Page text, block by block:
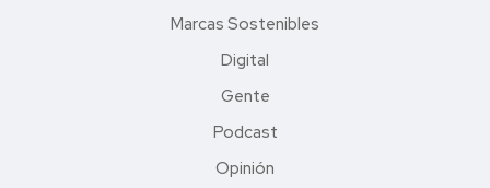
Marcas Sostenibles
Digital
Gente
Podcast
Opinión